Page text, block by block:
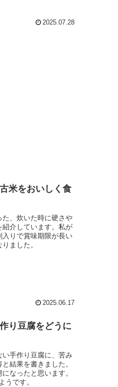
2025.07.28
米をおいしく食
、炊いた時に硬さや
介しています。私が
りで賞味期限が長い
ました。
2025.06.17
り豆腐をどうに
手作り豆腐に、苦み
結果を書きました。
なったと思います。
うです。